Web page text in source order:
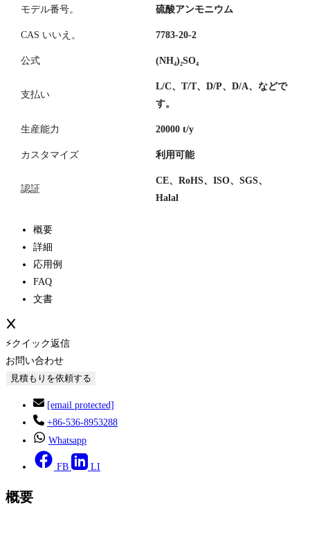
モデル番号。 硫酸アンモニウム
CAS いいえ。 7783-20-2
公式 (NH₄)₂SO₄
支払い
L/C、T/T、D/P、D/A、などで
す。
生産能力 20000 t/y
カスタマイズ 利用可能
認証
CE、RoHS、ISO、SGS、
Halal
概要
詳細
応用例
FAQ
文書
⚡クイック返信
お問い合わせ
見積もりを依頼する
[email protected]
+86-536-8953288
Whatsapp
FB LI
概要